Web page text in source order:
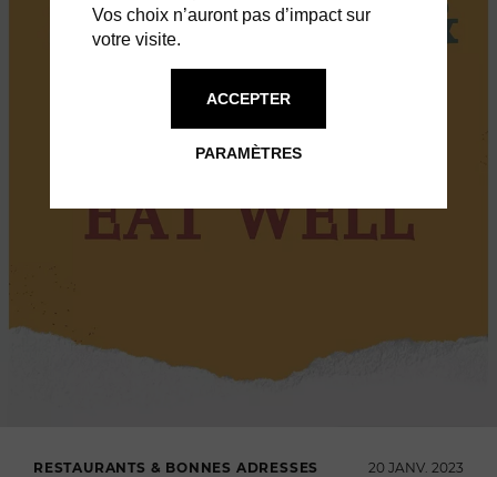
KAZ A JUICE
RESTAURANTS & BONNES ADRESSES 20 JANV. 2023
Vos choix n’auront pas d’impact sur
votre visite.
PARAMÈTRES
ACCEPTER